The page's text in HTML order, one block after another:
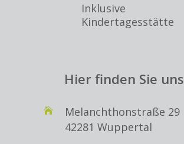
Inklusive
Kindertagesstätte
Hier finden Sie uns
Melanchthonstraße 29
42281 Wuppertal